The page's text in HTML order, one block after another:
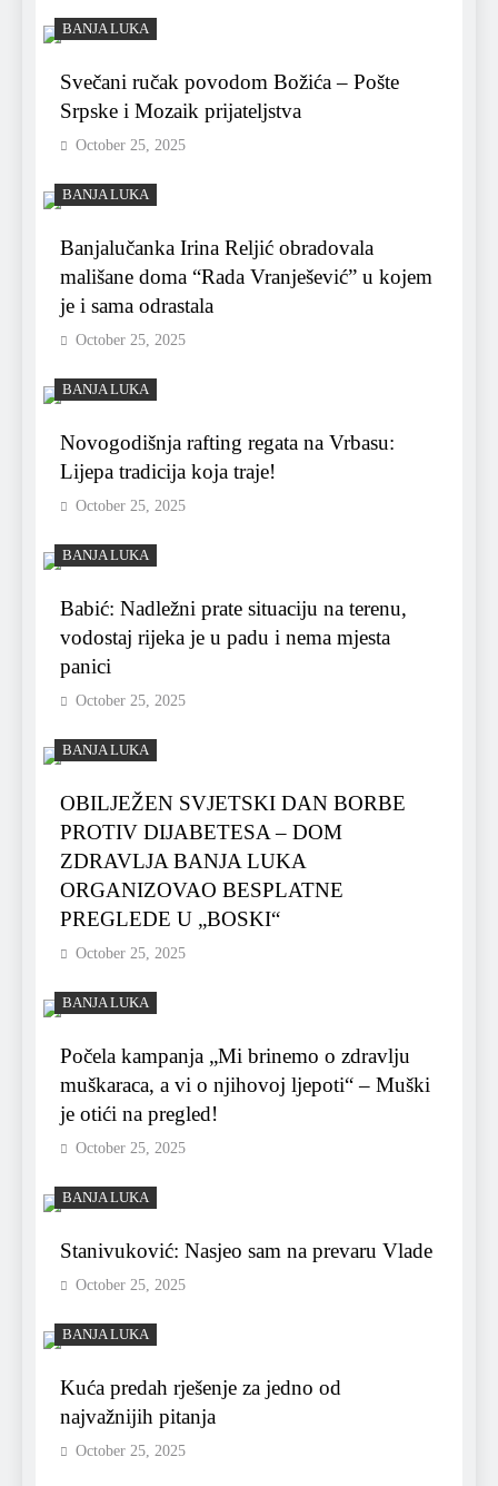
BANJA LUKA
Svečani ručak povodom Božića – Pošte
Srpske i Mozaik prijateljstva
October 25, 2025
BANJA LUKA
Banjalučanka Irina Reljić obradovala
mališane doma “Rada Vranješević” u kojem
je i sama odrastala
October 25, 2025
BANJA LUKA
Novogodišnja rafting regata na Vrbasu:
Lijepa tradicija koja traje!
October 25, 2025
BANJA LUKA
Babić: Nadležni prate situaciju na terenu,
vodostaj rijeka je u padu i nema mjesta
panici
October 25, 2025
BANJA LUKA
OBILJEŽEN SVJETSKI DAN BORBE
PROTIV DIJABETESA – DOM
ZDRAVLJA BANJA LUKA
ORGANIZOVAO BESPLATNE
PREGLEDE U „BOSKI“
October 25, 2025
BANJA LUKA
Počela kampanja „Mi brinemo o zdravlju
muškaraca, a vi o njihovoj ljepoti“ – Muški
je otići na pregled!
October 25, 2025
BANJA LUKA
Stanivuković: Nasjeo sam na prevaru Vlade
October 25, 2025
BANJA LUKA
Kuća predah rješenje za jedno od
najvažnijih pitanja
October 25, 2025